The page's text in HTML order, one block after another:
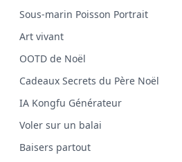
Sous-marin Poisson Portrait
Art vivant
OOTD de Noël
Cadeaux Secrets du Père Noël
IA Kongfu Générateur
Voler sur un balai
Baisers partout